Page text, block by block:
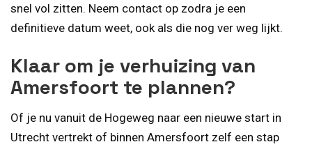
snel vol zitten. Neem contact op zodra je een
definitieve datum weet, ook als die nog ver weg lijkt.
Klaar om je verhuizing van
Amersfoort te plannen?
Of je nu vanuit de Hogeweg naar een nieuwe start in
Utrecht vertrekt of binnen Amersfoort zelf een stap